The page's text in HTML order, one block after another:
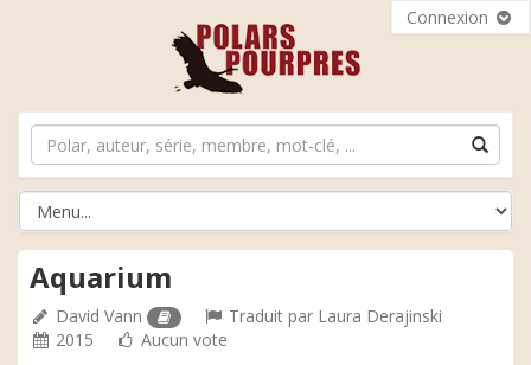
Connexion
Aquarium
David Vann Traduit par Laura Derajinski
2015
Aucun vote